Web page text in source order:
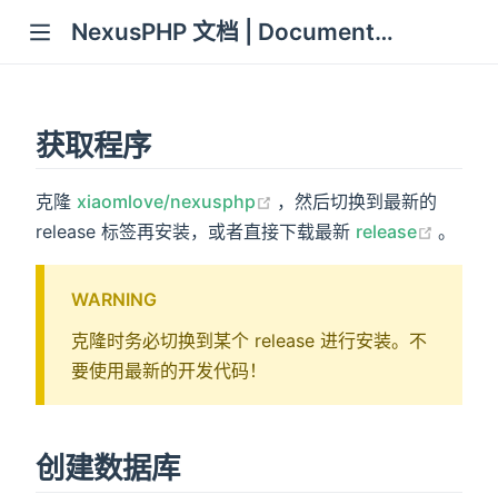
NexusPHP 文档 | Documentation
获取程序
克隆 xiaomlove/nexusphp (opens new window)
，然后切换到最新的
release 标签再安装，或者直接下载最新 release 。
WARNING
克隆时务必切换到某个 release 进行安装。不
要使用最新的开发代码！
创建数据库